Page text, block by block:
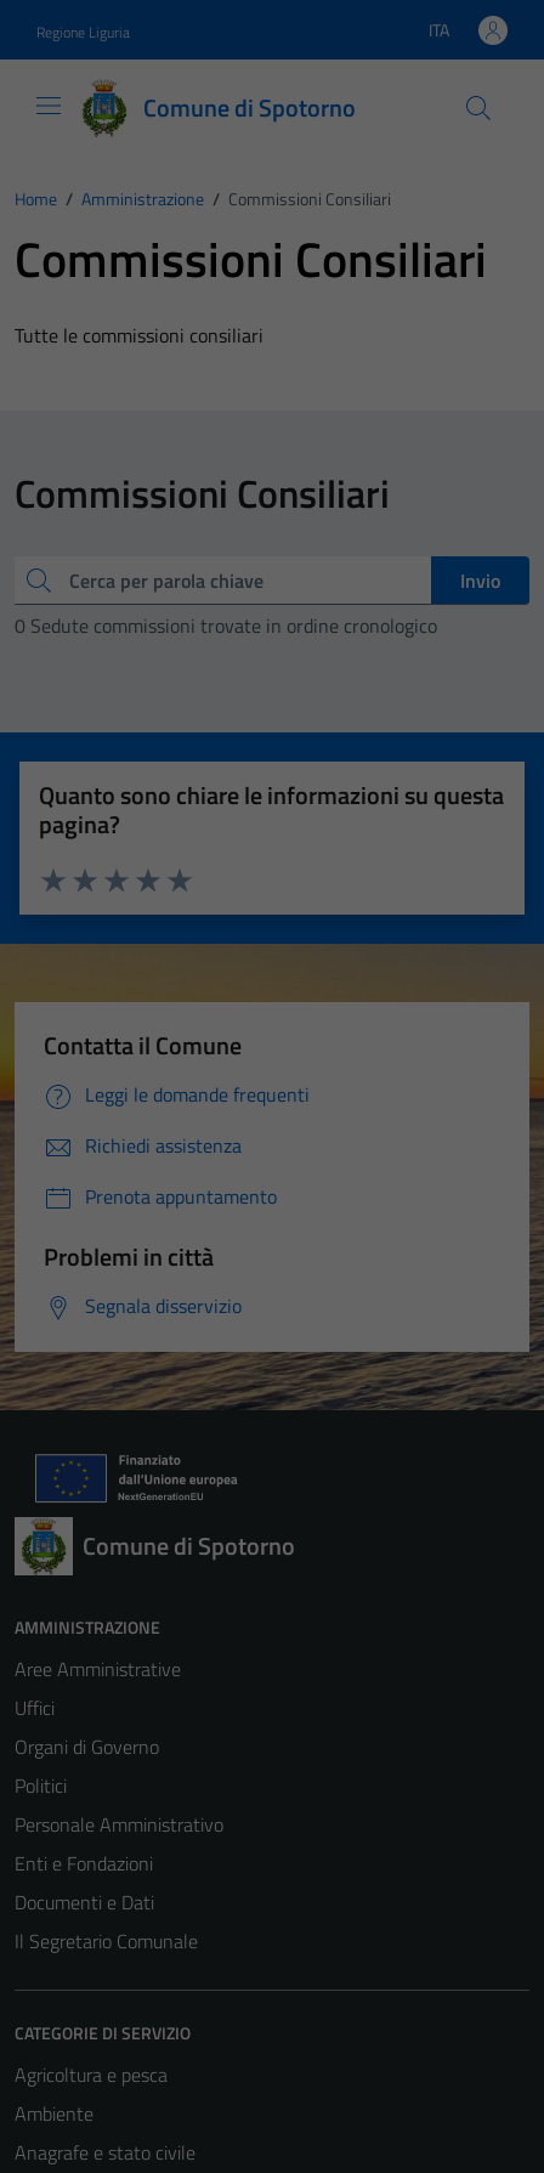
Regione Liguria Lingua attiva:
ITA
Comune di Spotorno
Home / Amministrazione / Commissioni Consiliari
Commissioni Consiliari
Tutte le commissioni consiliari
Commissioni Consiliari
Cerca
Invio
0 Sedute commissioni trovate in ordine cronologico
Quanto sono chiare le informazioni su questa
pagina?
Valuta 5 stelle su 5
Valuta 4 stelle su 5
Valuta 3 stelle su 5
Valuta 2 stelle su 5
Valuta 1 stelle su 5
Contatta il Comune
Leggi le domande frequenti
Richiedi assistenza
Prenota appuntamento
Problemi in città
Segnala disservizio
Comune di Spotorno
AMMINISTRAZIONE
Aree Amministrative
Uffici
Organi di Governo
Politici
Personale Amministrativo
Enti e Fondazioni
Documenti e Dati
Il Segretario Comunale
CATEGORIE DI SERVIZIO
Agricoltura e pesca
Ambiente
Anagrafe e stato civile